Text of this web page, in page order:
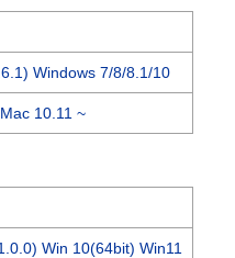
Windows 7/8/8.1/10
10.11 ~
Win 10(64bit) Win11